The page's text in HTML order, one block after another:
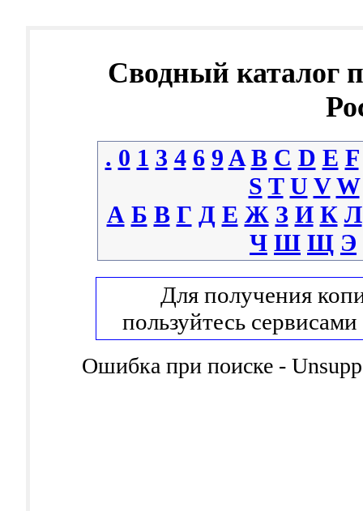
Сводный каталог
. 0 1 3 4 6 9 A B C D E F
S T U V W
А Б В Г Д Е Ж З И К Л
Ч Ш Щ Э
Для получения
пользуйтесь сервисами
Ошибка при поиске -